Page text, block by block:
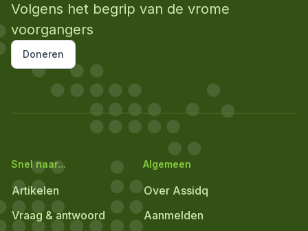
Volgens het begrip van de vrome
voorgangers
Doneren
Snel naar...
Artikelen
Vraag & antwoord
Algemeen
Over Assidq
Aanmelden